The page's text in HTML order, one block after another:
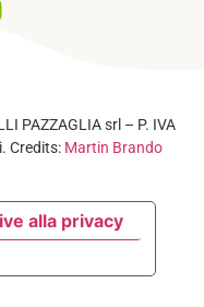
PAZZAGLIA srl – P. IVA
Credits: Martin Brando
alla privacy